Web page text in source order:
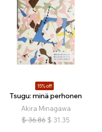
15% off
Tsugu: minä perhonen
Akira Minagawa
$ 36.86 $ 31.35